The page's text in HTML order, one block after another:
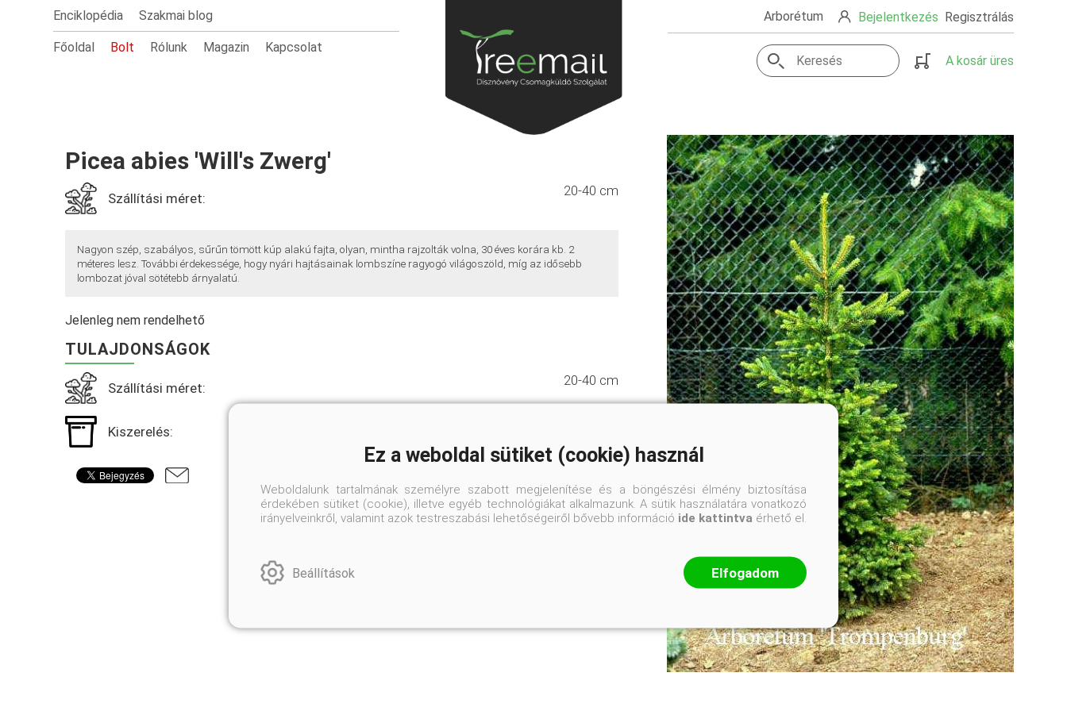
Enciklopédia Szakmai blog
Főoldal Bolt Rólunk Magazin Kapcsolat
Arborétum Bejelentkezés Regisztrálás
A kosár üres
Picea abies 'Will's Zwerg'
Szállítási méret: 20-40 cm
Nagyon szép, szabályos, sűrűn tömött kúp alakú fajta, olyan, mintha rajzolták volna, 30 éves korára kb. 2
méteres lesz. További érdekessége, hogy nyári hajtásainak lombszíne ragyogó világoszöld, míg az idősebb
lombozat jóval sötétebb árnyalatú.
Jelenleg nem rendelhető
TULAJDONSÁGOK
Szállítási méret: 20-40 cm
Kiszerelés:
Ez a weboldal sütiket (cookie) használ
Weboldalunk tartalmának személyre szabott megjelenítése és a böngészési élmény biztosítása
érdekében sütiket (cookie), illetve egyéb technológiákat alkalmazunk. A sütik használatára vonatkozó
irányelveinkről, valamint azok testreszabási lehetőségeiről bővebb információ ide kattintva érhető el.
Beállítások Elfogadom